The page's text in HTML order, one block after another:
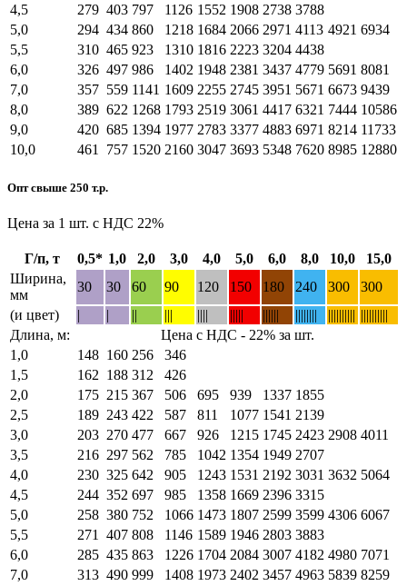
4,5
279 403 797 1126 1552 1908 2738 3788
5,0
294 434 860 1218 1684 2066 2971 4113 4921 6934
5,5
310 465 923 1310 1816 2223 3204 4438
6,0
326 497 986 1402 1948 2381 3437 4779 5691 8081
7,0
357 559 1141 1609 2255 2745 3951 5671 6673 9439
8,0
389 622 1268 1793 2519 3061 4417 6321 7444 10586
9,0
420 685 1394 1977 2783 3377 4883 6971 8214 11733
10,0
461 757 1520 2160 3047 3693 5348 7620 8985 12880
Опт свыше 250 т.р.
Цена за 1 шт. с НДС 22%
Г/п, т 0,5* 1,0 2,0 3,0 4,0 5,0 6,0 8,0 10,0
15,0
Ширина,
мм
30 30 60 90 120 150 180 240 300
300
(и цвет)
| | || ||| |||| ||||| |||||| |||||||| |||||||||| ||||||||||
Длина, м:
Цена с НДС - 22% за шт.
1,0
148 160 256
346
1,5
162 188 312
426
2,0
175 215 367 506 695 939 1337 1855
2,5
189 243 422 587 811 1077 1541 2139
3,0
203 270 477 667 926 1215 1745 2423 2908 4011
3,5
216 297 562 785 1042 1354 1949 2707
4,0
230 325 642 905 1243 1531 2192 3031 3632 5064
4,5
244 352 697 985 1358 1669 2396 3315
5,0
258 380 752 1066 1473 1807 2599 3599 4306 6067
5,5
271 407 808 1146 1589 1946 2803 3883
6,0
285 435 863 1226 1704 2084 3007 4182 4980 7071
7,0
313 490 999 1408 1973 2402 3457 4963 5839 8259